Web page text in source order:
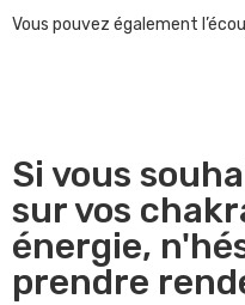
Vous pouvez également
Si vous
sur vos
énergie,
prendre